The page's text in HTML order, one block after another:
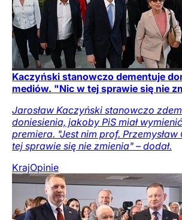
Kaczyński stanowczo dementuje
mediów. "Nic w tej sprawie się nie
Jarosław Kaczyński stanowczo
doniesienia, jakoby PiS miał
premiera. "Jest nim prof.
tej sprawie się nie zmienia" – dodał.
KrajOpinie